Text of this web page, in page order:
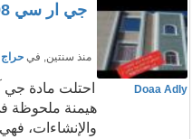
جي ار سي 0545569798
منذ سنتين, في
Doaa Adly
هيمنة ملحوظة
والإنشاءات،